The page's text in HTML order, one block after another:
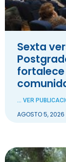
Sexta
... VER
AGOSTO 5, 2026